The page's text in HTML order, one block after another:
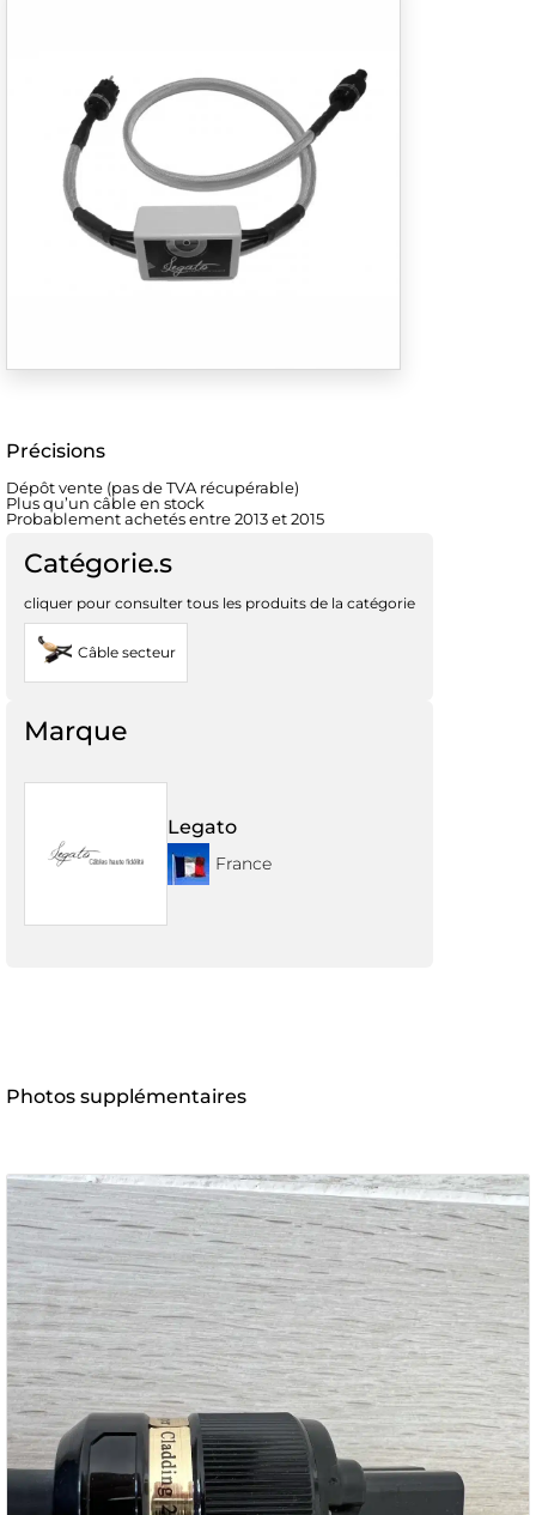
Précisions
Dépôt vente (pas de TVA récupérable)
Plus qu’un câble en stock
Probablement achetés entre 2013 et 2015
Catégorie.s
cliquer pour consulter tous les produits de la catégorie
Câble secteur
Marque
Legato
France
Photos supplémentaires